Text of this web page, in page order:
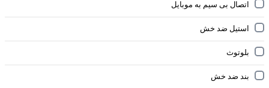
اتصال بی سیم به موبایل
استیل ضد خش
بلوتوث
بند ضد خش